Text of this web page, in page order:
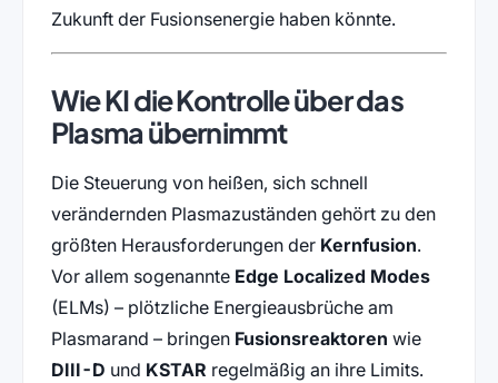
Zukunft der Fusionsenergie haben könnte.
Wie KI die Kontrolle über das
Plasma übernimmt
Die Steuerung von heißen, sich schnell
verändernden Plasmazuständen gehört zu den
größten Herausforderungen der Kernfusion.
Vor allem sogenannte Edge Localized Modes
(ELMs) – plötzliche Energieausbrüche am
Plasmarand – bringen Fusionsreaktoren wie
DIII-D und KSTAR regelmäßig an ihre Limits.